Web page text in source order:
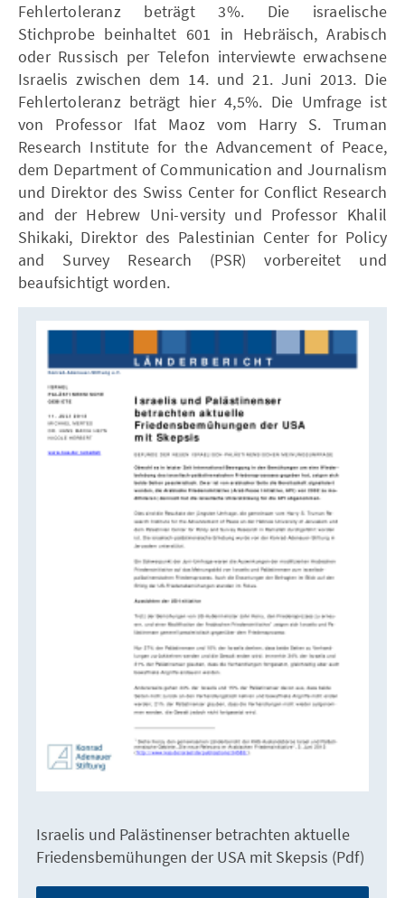
Fehlertoleranz beträgt 3%. Die israelische
Stichprobe beinhaltet 601 in Hebräisch, Arabisch
oder Russisch per Telefon interviewte erwachsene
Israelis zwischen dem 14. und 21. Juni 2013. Die
Fehlertoleranz beträgt hier 4,5%. Die Umfrage ist
von Professor Ifat Maoz vom Harry S. Truman
Research Institute for the Advancement of Peace,
dem Department of Communication and Journalism
und Direktor des Swiss Center for Conflict Research
and der Hebrew Uni-versity und Professor Khalil
Shikaki, Direktor des Palestinian Center for Policy
and Survey Research (PSR) vorbereitet und
beaufsichtigt worden.
Israelis und Palästinenser betrachten aktuelle
Friedensbemühungen der USA mit Skepsis (Pdf)